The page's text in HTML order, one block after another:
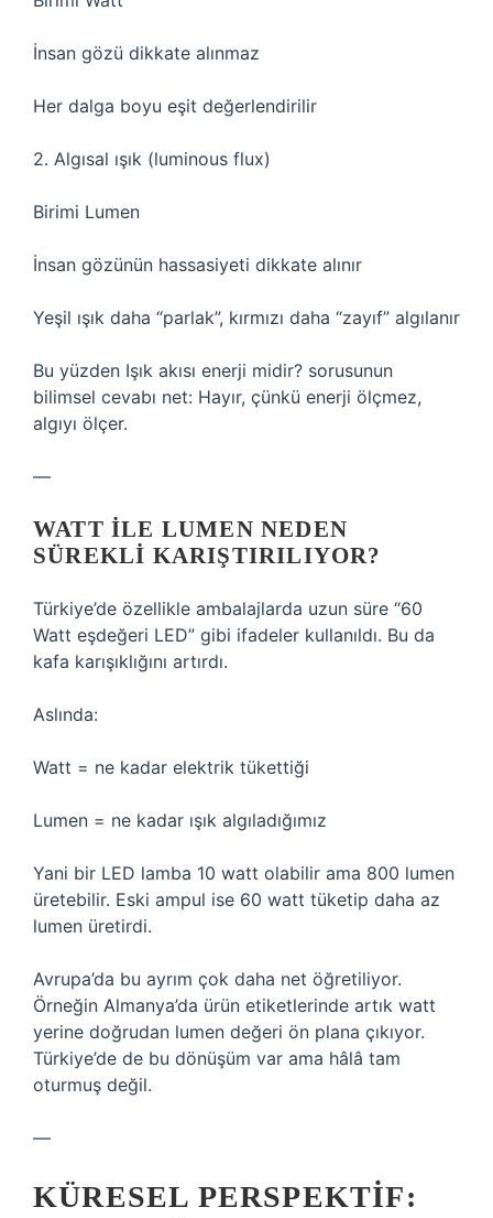
İnsan gözü dikkate alınmaz
Her dalga boyu eşit değerlendirilir
2. Algısal ışık (luminous flux)
Birimi Lumen
İnsan gözünün hassasiyeti dikkate alınır
Yeşil ışık daha “parlak”, kırmızı daha “zayıf” algılanır
Bu yüzden Işık akısı enerji midir? sorusunun
bilimsel cevabı net: Hayır, çünkü enerji ölçmez,
algıyı ölçer.
—
WATT ILE LUMEN NEDEN
SÜREKLI KARIŞTIRILIYOR?
Türkiye’de özellikle ambalajlarda uzun süre “60
Watt eşdeğeri LED” gibi ifadeler kullanıldı. Bu da
kafa karışıklığını artırdı.
Aslında:
Watt = ne kadar elektrik tükettiği
Lumen = ne kadar ışık algıladığımız
Yani bir LED lamba 10 watt olabilir ama 800 lumen
üretebilir. Eski ampul ise 60 watt tüketip daha az
lumen üretirdi.
Avrupa’da bu ayrım çok daha net öğretiliyor.
Örneğin Almanya’da ürün etiketlerinde artık watt
yerine doğrudan lumen değeri ön plana çıkıyor.
Türkiye’de de bu dönüşüm var ama hâlâ tam
oturmuş değil.
—
KÜRESEL PERSPEKTIF: